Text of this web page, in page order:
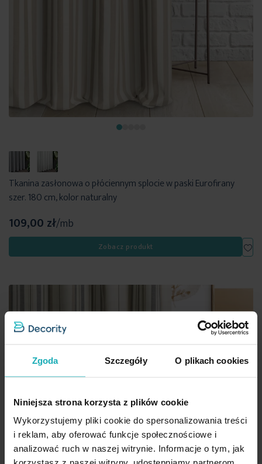
Zgoda Szczegóły O plikach cookies
Niniejsza strona korzysta z plików cookie
Wykorzystujemy pliki cookie do spersonalizowania treści
i reklam, aby oferować funkcje społecznościowe i
analizować ruch w naszej witrynie. Informacje o tym, jak
Tkanina zasłonowa o płóciennym splocie w paski Eurofirany
szer. 180 cm, kolor naturalny
109,00 zł/mb
Zobacz produkt